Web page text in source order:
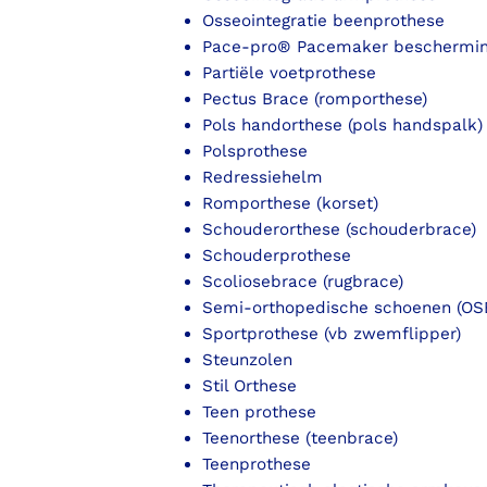
Osseointegratie beenprothese
Pace-pro® Pacemaker
Partiële voetprothese
Pectus Brace (romporthese)
Pols handorthese (pols handspalk)
Polsprothese
Redressiehelm
Romporthese (korset)
Schouderorthese (schouderbrace)
Schouderprothese
Scoliosebrace (rugbrace)
Semi-orthopedische schoenen
Sportprothese (vb zwemflipper)
Steunzolen
Stil Orthese
Teen prothese
Teenorthese (teenbrace)
Teenprothese